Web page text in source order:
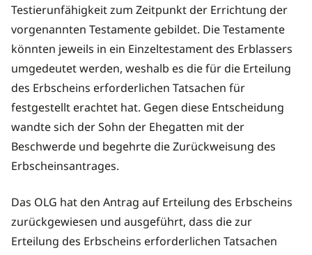
Testierunfähigkeit zum Zeitpunkt der Errichtung der
vorgenannten Testamente gebildet. Die Testamente
könnten jeweils in ein Einzeltestament des Erblassers
umgedeutet werden, weshalb es die für die Erteilung
des Erbscheins erforderlichen Tatsachen für
festgestellt erachtet hat. Gegen diese Entscheidung
wandte sich der Sohn der Ehegatten mit der
Beschwerde und begehrte die Zurückweisung des
Erbscheinsantrages.
Das OLG hat den Antrag auf Erteilung des Erbscheins
zurückgewiesen und ausgeführt, dass die zur
Erteilung des Erbscheins erforderlichen Tatsachen